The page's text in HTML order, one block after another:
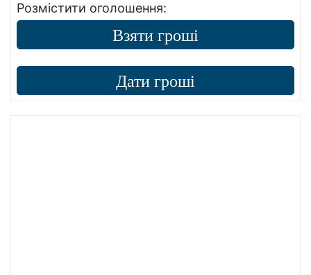
Розмістити оголошення:
Взяти гроші
Дати гроші